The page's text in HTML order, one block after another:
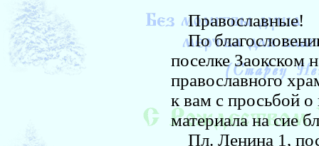
Православные!
По
поселке Заокском
православного
к вам с просьбой о
материала на сие
Пл. Ленина 1,